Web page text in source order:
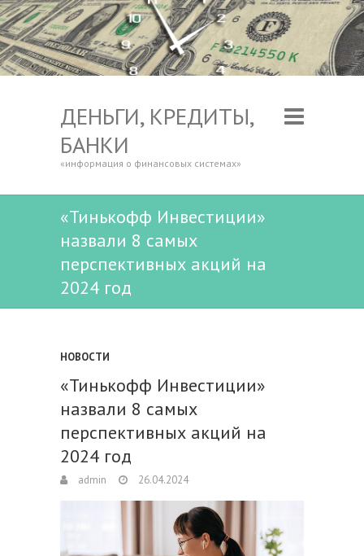
ДЕНЬГИ, КРЕДИТЫ,
БАНКИ
«информация о финансовых системах»
«Тинькофф Инвестиции»
назвали 8 самых
перспективных акций на
2024 год
НОВОСТИ
«Тинькофф Инвестиции»
назвали 8 самых
перспективных акций на
2024 год
admin 26.04.2024